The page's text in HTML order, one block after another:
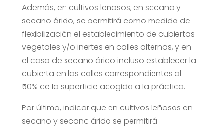
Además, en cultivos leñosos, en secano y
secano árido, se permitirá como medida de
flexibilización el establecimiento de cubiertas
vegetales y/o inertes en calles alternas, y en
el caso de secano árido incluso establecer la
cubierta en las calles correspondientes al
50% de la superficie acogida a la práctica.
Por último, indicar que en cultivos leñosos en
secano y secano árido se permitirá